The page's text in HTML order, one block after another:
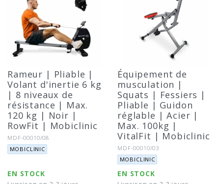
Rameur | Pliable |
Volant d'inertie 6 kg
| 8 niveaux de
résistance | Max.
120 kg | Noir |
RowFit | Mobiclinic
Référence:
MDF-00010/08
Marque:
MOBICLINIC
EN STOCK
Équipement de
musculation |
Squats | Fessiers |
Pliable | Guidon
réglable | Acier |
Max. 100kg |
VitalFit | Mobiclinic
Référence:
MDF-00010/03
Marque:
MOBICLINIC
EN STOCK